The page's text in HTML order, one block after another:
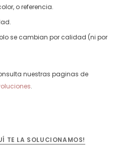
o referencia.
se cambian por calidad (ni por
nuestras paginas de
.
TE LA SOLUCIONAMOS!